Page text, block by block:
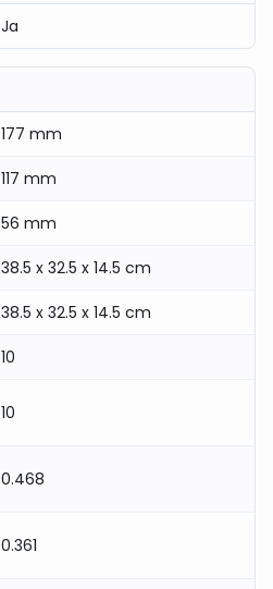
Ja
177 mm
117 mm
56 mm
38.5 x 32.5 x 14.5 cm
38.5 x 32.5 x 14.5 cm
10
10
0.468
0.361